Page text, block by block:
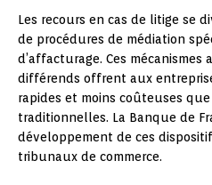
Les recours en cas de litige se
de procédures de médiation
d’affacturage. Ces
différends offrent aux
rapides et moins coûteuses
traditionnelles. La Banque de
développement de ces
tribunaux de commerce.